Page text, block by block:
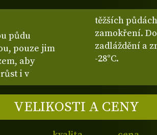
půdu
pouze jim
aby
i v
těžších
zamokření.
zadláždění a
-28°C.
VELIKOSTI A CENY